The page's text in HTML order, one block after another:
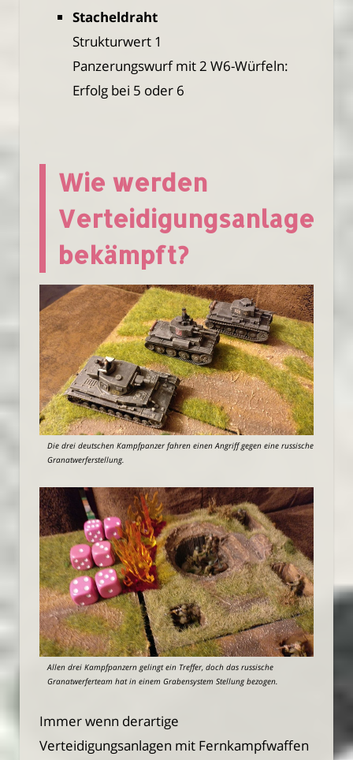
Stacheldraht
Strukturwert 1
Panzerungswurf mit 2 W6-Würfeln:
Erfolg bei 5 oder 6
Wie werden
Verteidigungsanlagen
bekämpft?
Die drei deutschen Kampfpanzer fahren einen Angriff gegen eine russische
Granatwerferstellung.
Allen drei Kampfpanzern gelingt ein Treffer, doch das russische
Granatwerferteam hat in einem Grabensystem Stellung bezogen.
Immer wenn derartige
Verteidigungsanlagen mit Fernkampfwaffen